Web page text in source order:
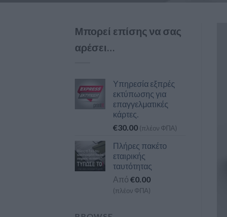
Μπορεί επίσης να σας
αρέσει…
Υπηρεσία εξπρές
εκτύπωσης για
επαγγελματικές
κάρτες.
€30.00 (πλέον ΦΠΑ)
Πλήρες πακέτο
εταιρικής
ταυτότητας
Από €0.00
(πλέον ΦΠΑ)